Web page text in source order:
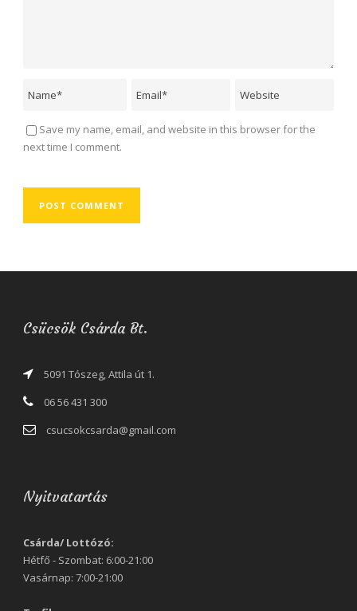
Save my name, email, and website in this browser for the
next time I comment.
Csücsök Csárda Bt.
5091 Tószeg, Attila út 1.
06 56 431 300
csucsokcsarda@gmail.com
Nyitvatartás
Csárda/ Lottózó:
Hétfő - Szombat: 6:00-21:00
Vasárnap: 7:00-21:00